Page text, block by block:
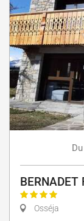
Du
BERNADET
Osséja